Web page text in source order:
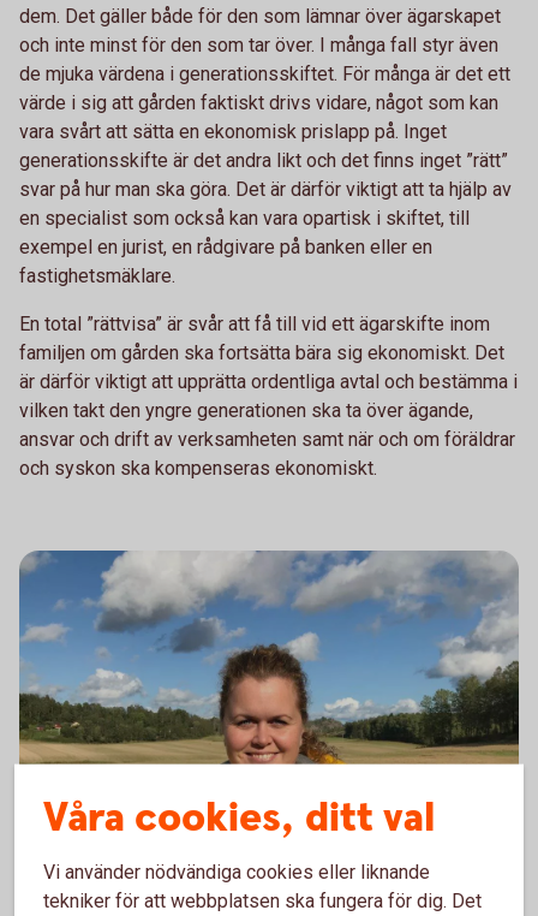
dem. Det gäller både för den som lämnar över ägarskapet
och inte minst för den som tar över. I många fall styr även
de mjuka värdena i generationsskiftet. För många är det ett
värde i sig att gården faktiskt drivs vidare, något som kan
vara svårt att sätta en ekonomisk prislapp på. Inget
generationsskifte är det andra likt och det finns inget ”rätt”
svar på hur man ska göra. Det är därför viktigt att ta hjälp av
en specialist som också kan vara opartisk i skiftet, till
exempel en jurist, en rådgivare på banken eller en
fastighetsmäklare.
En total ”rättvisa” är svår att få till vid ett ägarskifte inom
familjen om gården ska fortsätta bära sig ekonomiskt. Det
är därför viktigt att upprätta ordentliga avtal och bestämma i
vilken takt den yngre generationen ska ta över ägande,
ansvar och drift av verksamheten samt när och om föräldrar
och syskon ska kompenseras ekonomiskt.
Våra cookies, ditt val
Vi använder nödvändiga cookies eller liknande
tekniker för att webbplatsen ska fungera för dig. Det